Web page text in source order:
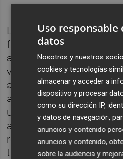
Cuatroochenta
Los de control de acceso
frecuentes detectados a
auditorías (26% sobre el
vulnerabilidades
autorizaciones
acceso mal
usuarios o sistemas sin
acceder a datos,
restringidos". Este tipo
también los que generan
Uso responsable
datos
Nosotros y nuestros
cookies y tecnologías
almacenar y acceder a
dispositivo y procesar
como su dirección IP,
y datos de navegación,
anuncios y contenido
anuncios y contenido,
sobre la audiencia y